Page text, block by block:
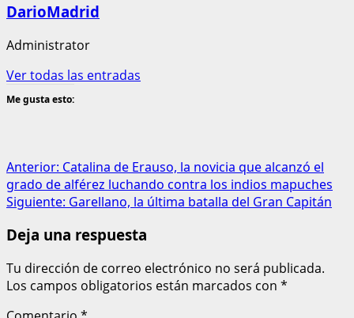
DarioMadrid
Administrator
Ver todas las entradas
Me gusta esto:
Navegación
de
entradas
Anterior: Catalina de Erauso, la novicia que alcanzó el
grado de alférez luchando contra los indios mapuches
Siguiente: Garellano, la última batalla del Gran Capitán
Deja una respuesta
Tu dirección de correo electrónico no será publicada.
Los campos obligatorios están marcados con *